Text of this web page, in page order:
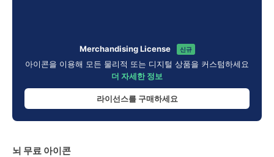
Merchandising License 신규
아이콘을 이용해 모든 물리적 또는 디지털 상품을 커스텀하세요
더 자세한 정보
라이선스를 구매하세요
뇌 무료 아이콘